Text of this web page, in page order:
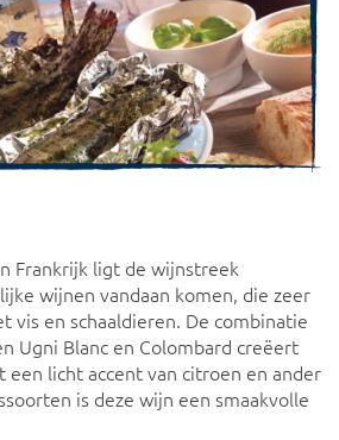
Frankrijk ligt de wijnstreek
wijnen vandaan komen, die zeer
vis en schaaldieren. De combinatie
Ugni Blanc en Colombard creëert
een licht accent van citroen en ander
is deze wijn een smaakvolle